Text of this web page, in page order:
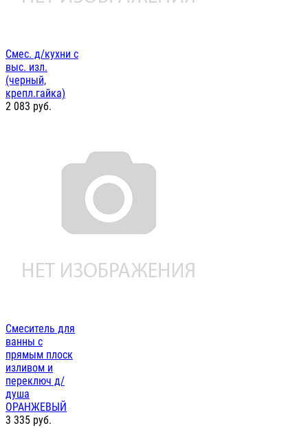
Смес. д/кухни с
выс. изл.
(черный,
крепл.гайка)
2 083 руб.
Смеситель для
ванны с
прямым плоск
изливом и
переключ д/
душа
ОРАНЖЕВЫЙ
3 335 руб.